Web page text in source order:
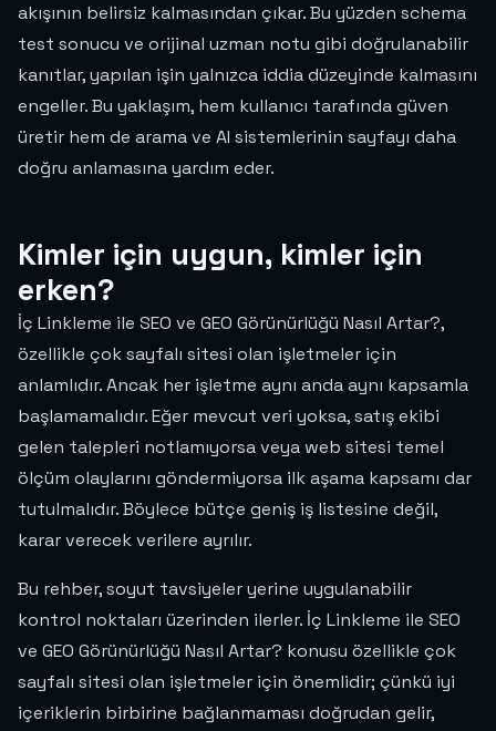
akışının belirsiz kalmasından çıkar. Bu yüzden schema
test sonucu ve orijinal uzman notu gibi doğrulanabilir
kanıtlar, yapılan işin yalnızca iddia düzeyinde kalmasını
engeller. Bu yaklaşım, hem kullanıcı tarafında güven
üretir hem de arama ve AI sistemlerinin sayfayı daha
doğru anlamasına yardım eder.
Kimler için uygun, kimler için
erken?
İç Linkleme ile SEO ve GEO Görünürlüğü Nasıl Artar?,
özellikle çok sayfalı sitesi olan işletmeler için
anlamlıdır. Ancak her işletme aynı anda aynı kapsamla
başlamamalıdır. Eğer mevcut veri yoksa, satış ekibi
gelen talepleri notlamıyorsa veya web sitesi temel
ölçüm olaylarını göndermiyorsa ilk aşama kapsamı dar
tutulmalıdır. Böylece bütçe geniş iş listesine değil,
karar verecek verilere ayrılır.
Bu rehber, soyut tavsiyeler yerine uygulanabilir
kontrol noktaları üzerinden ilerler. İç Linkleme ile SEO
ve GEO Görünürlüğü Nasıl Artar? konusu özellikle çok
sayfalı sitesi olan işletmeler için önemlidir; çünkü iyi
içeriklerin birbirine bağlanmaması doğrudan gelir,